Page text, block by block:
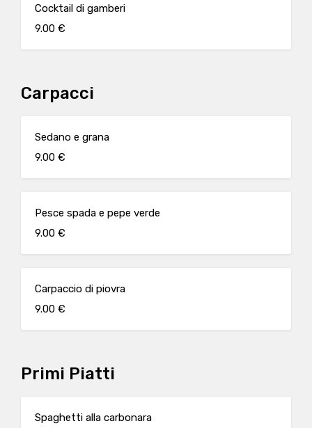
Cocktail di gamberi
9.00 €
Carpacci
Sedano e grana
9.00 €
Pesce spada e pepe verde
9.00 €
Carpaccio di piovra
9.00 €
Primi Piatti
Spaghetti alla carbonara